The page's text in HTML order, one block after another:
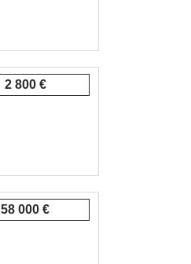
2 800 €
58 000 €